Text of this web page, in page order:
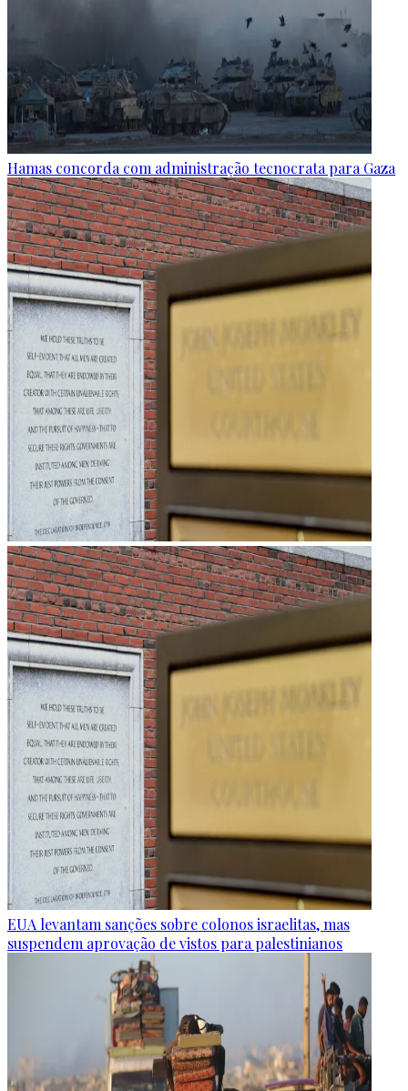
Hamas concorda com administração tecnocrata para Gaza
EUA levantam sanções sobre colonos israelitas, mas
suspendem aprovação de vistos para palestinianos